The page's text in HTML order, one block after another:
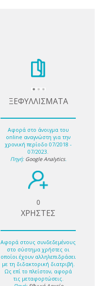
ΞΕΦΥΛΛΙΣΜΑΤΑ
Αφορά στο άνοιγμα του
online αναγνώστη για την
χρονική περίοδο 07/2018 -
07/2023.
Πηγή: Google Analytics.
0
ΧΡΗΣΤΕΣ
Αφορά στους συνδεδεμένους
στο σύστημα χρήστες οι
οποίοι έχουν αλληλεπιδράσει
με τη διδακτορική διατριβή.
Ως επί το πλείστον, αφορά
τις μεταφορτώσεις.